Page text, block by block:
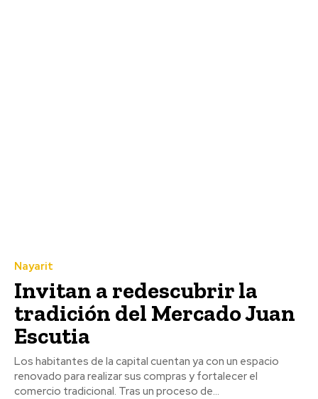
Nayarit
Invitan a redescubrir la
tradición del Mercado Juan
Escutia
Los habitantes de la capital cuentan ya con un espacio
renovado para realizar sus compras y fortalecer el
comercio tradicional. Tras un proceso de...